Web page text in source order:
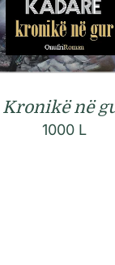
Kronikë në
1000 L